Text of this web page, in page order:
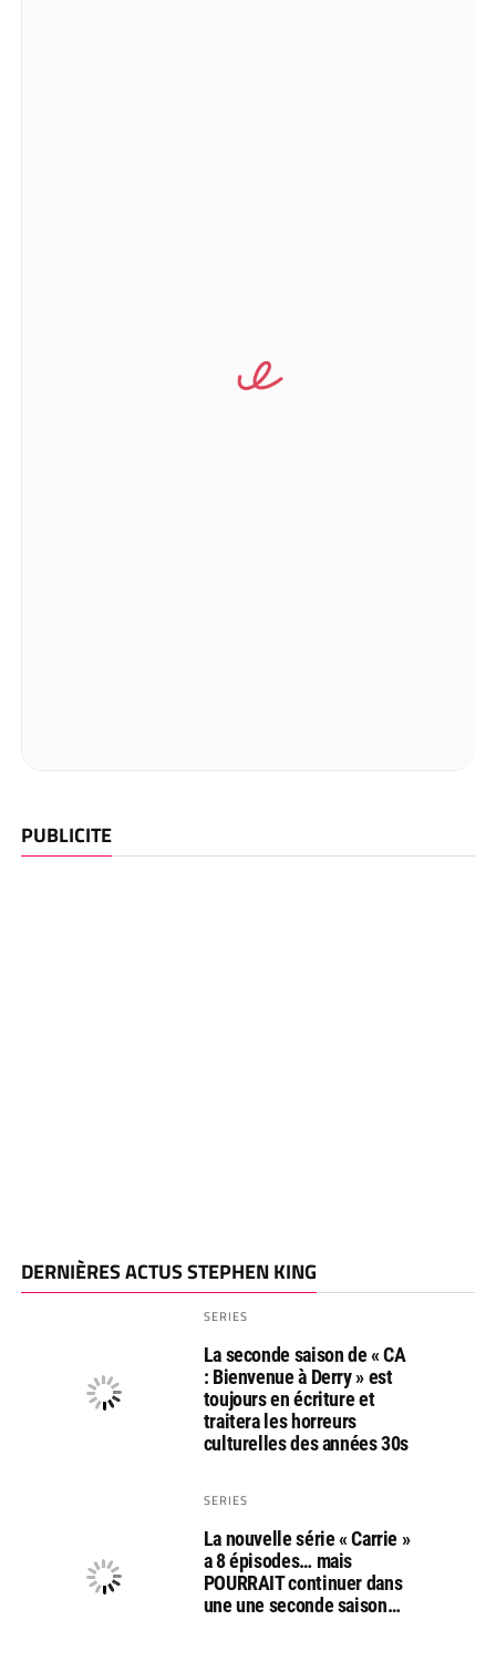
PUBLICITE
DERNIÈRES ACTUS STEPHEN KING
SERIES
La seconde saison de « CA
: Bienvenue à Derry » est
toujours en écriture et
traitera les horreurs
culturelles des années 30s
SERIES
La nouvelle série « Carrie »
a 8 épisodes… mais
POURRAIT continuer dans
une une seconde saison…